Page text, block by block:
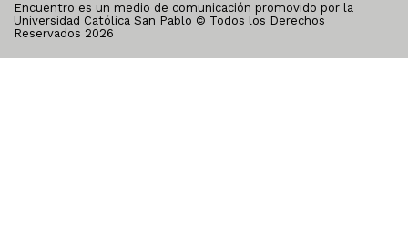
Encuentro es un medio de comunicación promovido por la
Universidad Católica San Pablo © Todos los Derechos
Reservados 2026